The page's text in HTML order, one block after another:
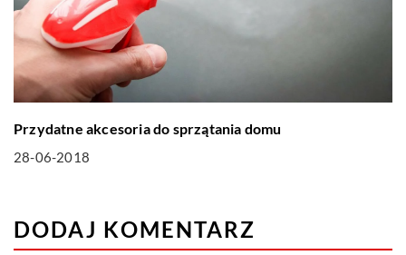
Przydatne akcesoria do sprzątania domu
28-06-2018
DODAJ KOMENTARZ